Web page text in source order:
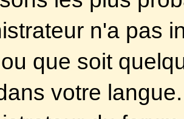
vous enregistrer
les droits qui vous
bas de la page du
pouvez poster de
etc. )